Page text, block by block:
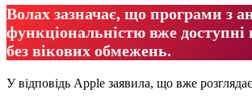
Волах зазначає, що програми з
функціональністю вже доступні
без вікових обмежень.
У відповідь Apple заявила, що вже